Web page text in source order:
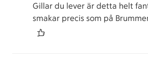
Gillar du lever är detta helt
smakar precis som på